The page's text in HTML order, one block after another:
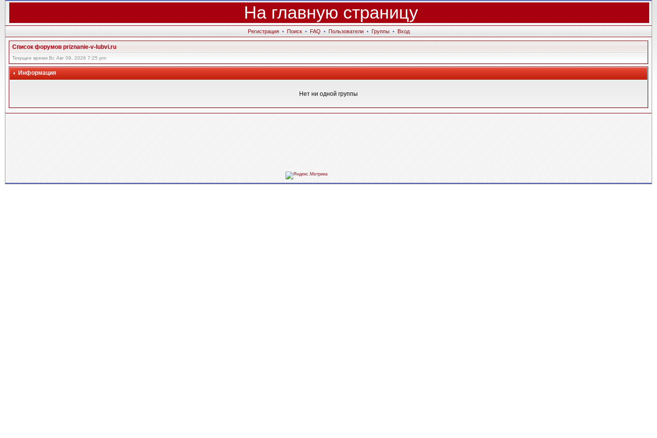
На главную страницу
Регистрация • Поиск • FAQ • Пользователи • Группы • Вход
Список форумов priznanie-v-lubvi.ru
Текущее время Вс Авг 09, 2026 7:25 pm
Информация
Нет ни одной группы